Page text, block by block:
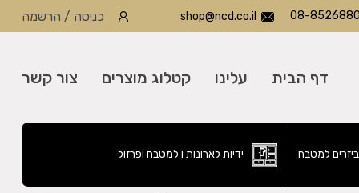
08-
shop@ncd.co.il כניסה / הרשמה
דף הבית עלינו קטלוג מוצרים צור קשר
למטבח ידיות לארונות ו למטבח ופרזול